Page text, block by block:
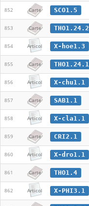
852 Carte SCO1.5
853 Carte THO1.24.2
854 Articol X-hoe1.3
855 Carte THO1.24.1
856 Articol X-chu1.1
857 Carte SAB1.1
858 Articol X-cla1.1
859 Carte CRI2.1
860 Articol X-dro1.1
861 Carte THO1.4
862 Articol X-PHI3.1